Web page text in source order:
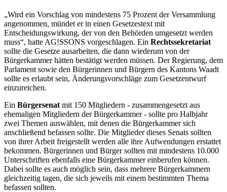
„Wird ein Vorschlag von mindestens 75 Prozent der Versammlung
angenommen, mündet er in einen Gesetzestext mit
Entscheidungswirkung, der von den Behörden umgesetzt werden
muss“, hatte AG!SSONS vorgeschlagen. Ein Rechtssekretariat
sollte die Gesetze ausarbeiten, die dann wiederum von der
Bürgerkammer hätten bestätigt werden müssen. Der Regierung, dem
Parlament sowie den Bürgerinnen und Bürgern des Kantons Waadt
sollte es erlaubt sein, Änderungsvorschläge zum Gesetzentwurf
einzureichen.
Ein Bürgersenat mit 150 Mitgliedern - zusammengesetzt aus
ehemaligen Mitgliedern der Bürgerkammer - sollte pro Halbjahr
zwei Themen auswählen, mit denen die Bürgerkammer sich
anschließend befassen sollte. Die Mitglieder dieses Senats sollten
von ihrer Arbeit freigestellt werden alle ihre Aufwendungen erstattet
bekommen. Bürgerinnen und Bürger sollten mit mindestens 10.000
Unterschriften ebenfalls eine Bürgerkammer einberufen können.
Dabei sollte es auch möglich sein, dass mehrere Bürgerkammern
gleichzeitig tagen, die sich jeweils mit einem bestimmten Thema
befassen sollten.